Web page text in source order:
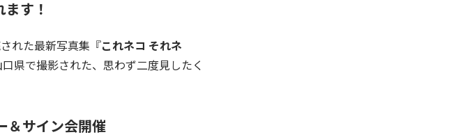
す！
れた最新写真集『これネコ それネ
県で撮影された、思わず二度見したく
＆サイン会開催